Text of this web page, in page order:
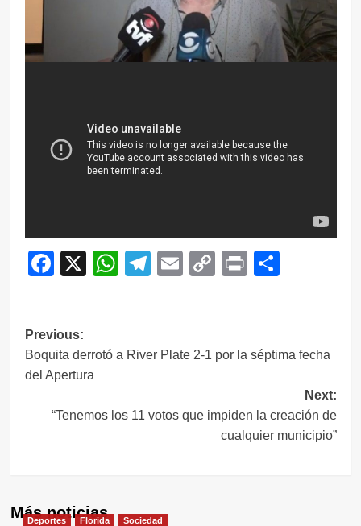
Facebook
X WhatsApp
Telegram
EmailCopy
Print
Navegación
de
entradas
Previous:
Boquita derrotó a River Plate 2-1 por la séptima fecha
del Apertura
Next:
“Tenemos los 11 votos que impiden la creación de
cualquier municipio”
Más noticias
Deportes Florida Sociedad